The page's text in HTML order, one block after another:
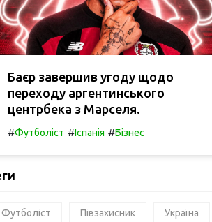
Баєр завершив угоду щодо
переходу аргентинського
центрбека з Марселя.
#Футболіст #Іспанія #Бізнес
Футболіст Півзахисник Україна